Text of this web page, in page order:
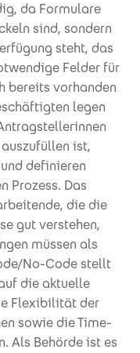
da Formulare
sind, sondern
steht, das
Felder für
bereits vorhanden
legen
ist,
definieren
Prozess. Das
die die
gut verstehen,
müssen als
No-Code stellt
die aktuelle
Flexibilität der
sowie die Time-
Als Behörde ist es